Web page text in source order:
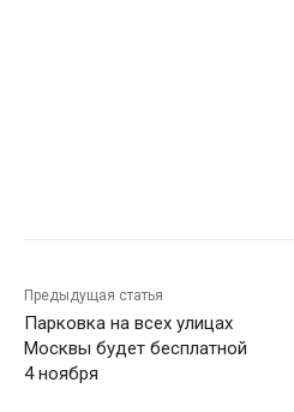
Предыдущая статья
Парковка на всех улицах
Москвы будет бесплатной
4 ноября